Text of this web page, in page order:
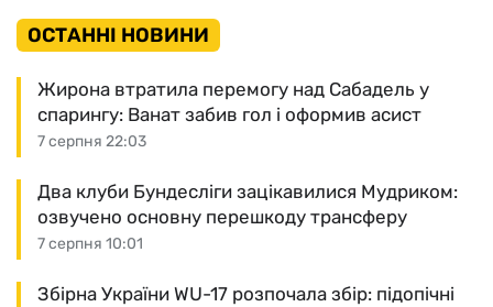
ОСТАННІ НОВИНИ
7 серпня 22:03
Жирона втратила перемогу над Сабадель у
спарингу: Ванат забив гол і оформив асист
7 серпня 10:01
Два клуби Бундесліги зацікавилися Мудриком:
озвучено основну перешкоду трансферу
Збірна України WU-17 розпочала збір: підопічні